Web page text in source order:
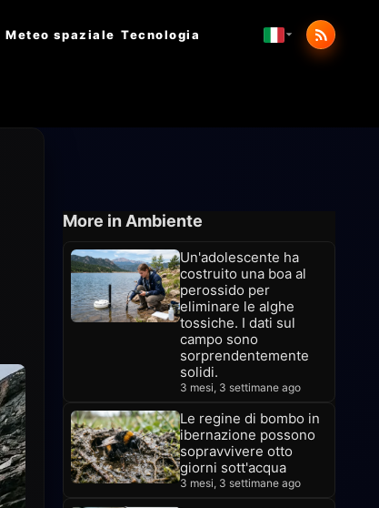
Meteo spaziale Tecnologia
More in Ambiente
Un'adolescente ha
costruito una boa al
perossido per
eliminare le alghe
tossiche. I dati sul
campo sono
sorprendentemente
solidi.
3 mesi, 3 settimane ago
Le regine di bombo in
ibernazione possono
sopravvivere otto
giorni sott'acqua
3 mesi, 3 settimane ago